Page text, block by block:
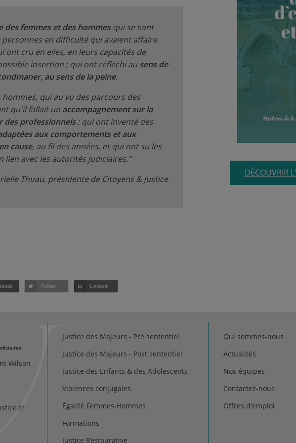
des femmes et des hommesqui se sont
personnes en difficulté qui avaient affaire
ont cru en elles, en leurs capacités de
insertion ; qui ont réfléchi ausens de
au sens de la peine.
hommes, qui au vu des parcours des
qu'il fallait un accompagnement sur la
des professionnels; qui ont inventé des
aux comportements et aux
cause, au fil des années, et qui ont su les
lien avec les autorités judiciaires."
Thuau, présidente de Citoyens & Justice
DÉCOUVRIR
Wilson
Justice des Majeurs - Pré sententiel
Justice des Majeurs - Post sententiel
Justice des Enfants & des Adolescents
Violences conjugales
Égalité Femmes-Hommes
Formations
Justice Restaurative
Qui sommes-nous
Actualités
Nos équipes
Contactez-nous
Offres d'emploi